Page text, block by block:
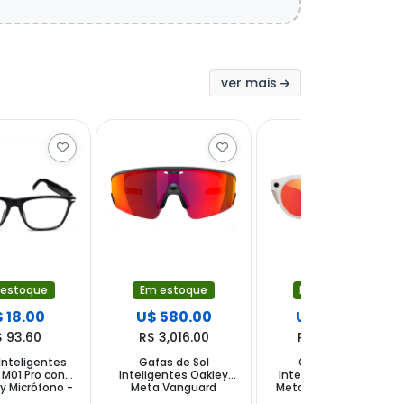
ver mais
18.00
93.60
Pro con
Micrófono -
Em estoque
U$ 580.00
R$ 3,016.00
Gafas de Sol
Inteligentes Oakley
Meta Vanguard
Em estoque
U$ 445.00
R$ 2,314.00
Gafas de Sol
Inteligentes Oakley
Meta HSTN 00W8002